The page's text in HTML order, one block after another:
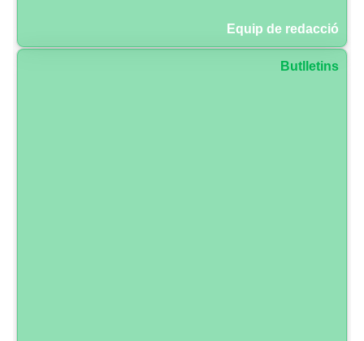
Equip de redacció
Butlletins